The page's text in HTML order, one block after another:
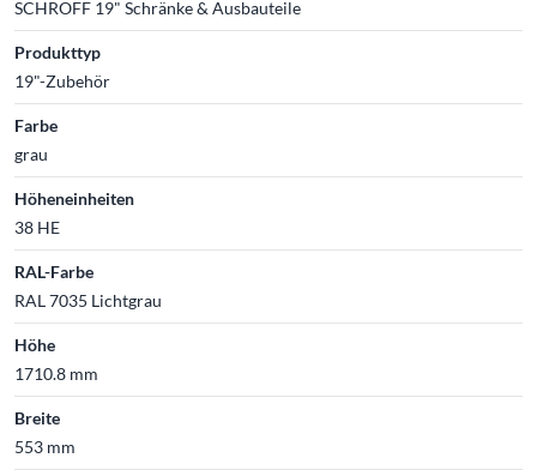
SCHROFF 19" Schränke & Ausbauteile
Produkttyp
19"-Zubehör
Farbe
grau
Höheneinheiten
38 HE
RAL-Farbe
RAL 7035 Lichtgrau
Höhe
1710.8 mm
Breite
553 mm